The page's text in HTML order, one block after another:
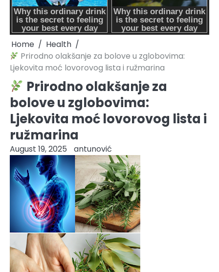
Home
Health
Prirodno olakšanje za bolove u zglobovima:
Ljekovita moć lovorovog lista i ružmarina
Prirodno olakšanje za
bolove u zglobovima:
Ljekovita moć lovorovog lista i
ružmarina
August 19, 2025 antunović